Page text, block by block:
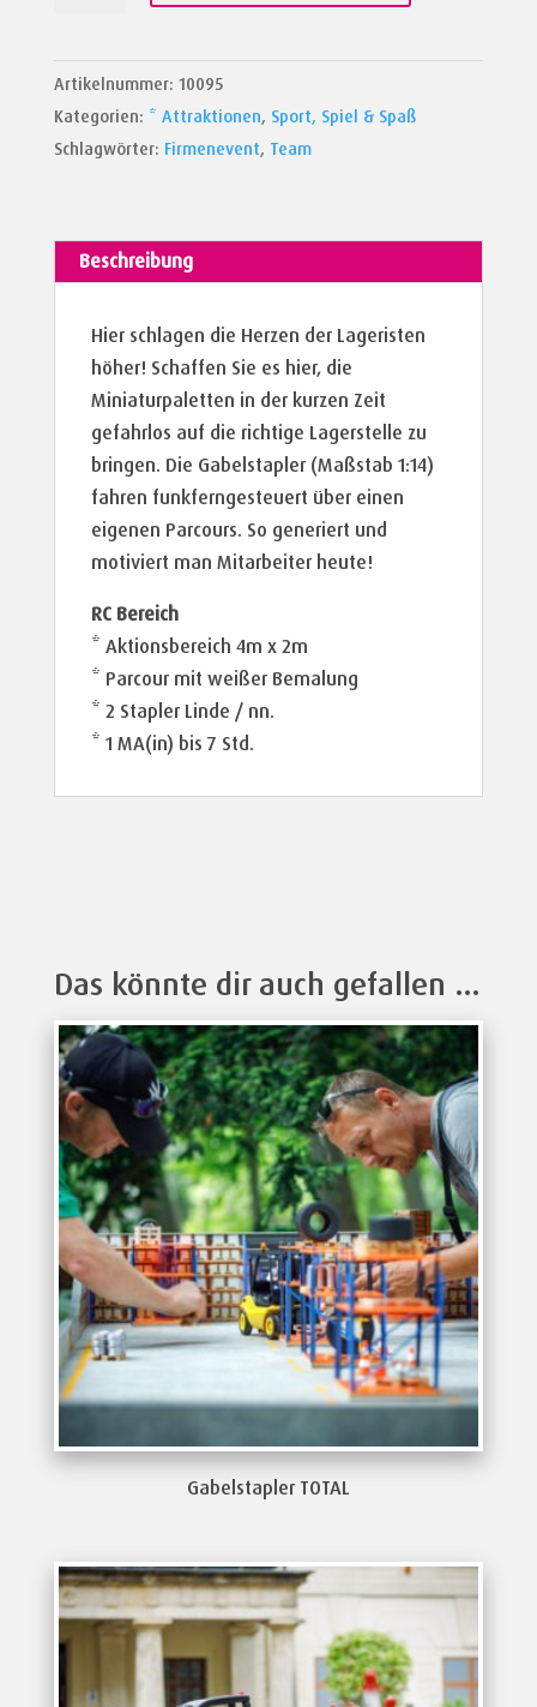
ferngesteuert
Menge
Artikelnummer: 10095
Kategorien: * Attraktionen, Sport, Spiel & Spaß
Schlagwörter: Firmenevent, Team
Beschreibung
Hier schlagen die Herzen der Lageristen
höher! Schaffen Sie es hier, die
Miniaturpaletten in der kurzen Zeit
gefahrlos auf die richtige Lagerstelle zu
bringen. Die Gabelstapler (Maßstab 1:14)
fahren funkferngesteuert über einen
eigenen Parcours. So generiert und
motiviert man Mitarbeiter heute!
RC Bereich
* Aktionsbereich 4m x 2m
* Parcour mit weißer Bemalung
* 2 Stapler Linde / nn.
* 1 MA(in) bis 7 Std.
Das könnte dir auch gefallen …
Gabelstapler TOTAL